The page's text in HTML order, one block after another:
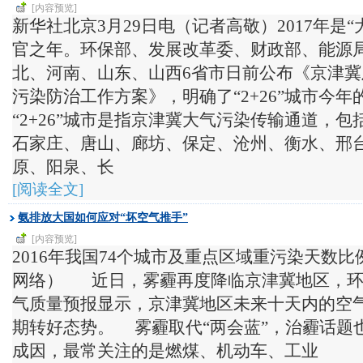
[内容预览]
新华社北京3月29日电（记者高敬）2017年是“
官之年。环保部、发展改革委、财政部、能源
北、河南、山东、山西6省市日前公布《京津
污染防治工作方案》，明确了“2+26”城市今年
“2+26”城市是指京津冀大气污染传输通道，包
石家庄、唐山、廊坊、保定、沧州、衡水、邢
原、阳泉、长
[阅读全文]
氨排放大国如何应对“坏空气推手”
[内容预览]
2016年我国74个城市及重点区域重污染天数
网络） 近日，雾霾再度降临京津冀地区，环
气质量预报显示，京津冀地区未来十天内的空
期转好态势。 雾霾取代“两会蓝”，治霾话题
成因，最常关注的是燃煤、机动车、工业